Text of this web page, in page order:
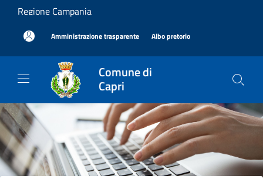
Salta al contenuto principale
Regione Campania
Amministrazione trasparente Albo pretorio
Comune di
Capri